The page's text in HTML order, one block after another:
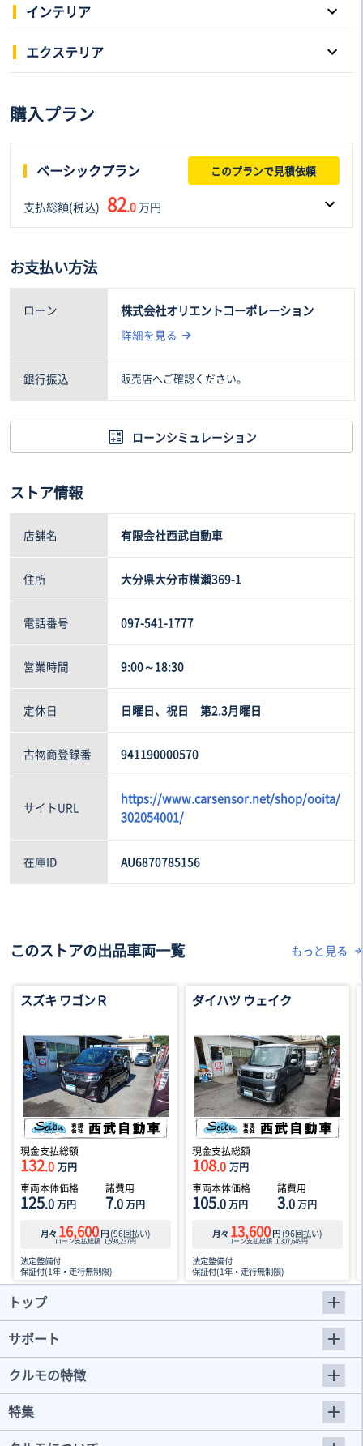
インテリア
パワーウインドウ
スマートキー 本革シート
3列シート
フルフラットシート 後席モニター
シートヒーター シートエアコン
ウォークスルー
エクステリア
アルミホイール
エアロパーツ アダプティプヘッドライト
フロントフォグランプ
購入プラン
ベーシックプラン このプランで見積依頼
支払総額(税込) 82.0万円
75.0万円
お支払い方法
ローン 株式会社オリエントコーポレーション
詳細を見る
銀行振込 販売店へご確認ください。
ローンシミュレーション
ストア情報
店舗名 有限会社西武自動車
住所 大分県大分市横瀬369-1
電話番号 097-541-1777
営業時間 9:00～18:30
定休日 日曜日、祝日 第2.3月曜日
古物商登録番 941190000570
サイトURL
https://www.carsensor.net/shop/ooita/
302054001/
在庫ID AU6870785156
このストアの出品車両一覧 もっと見る
スズキ ワゴンＲ
現金支払総額
132.0 万円
車両本体価格
125.0万円
諸費用
7.0万円
月々 16,600円 (96回払い)
ローン支払総額 1,598,237円
法定整備付
保証付(1年・走行無制限)
ダイハツ ウェイク
現金支払総額
108.0 万円
車両本体価格
105.0万円
諸費用
3.0万円
月々 13,600円 (96回払い)
ローン支払総額 1,307,649円
法定整備付
保証付(1年・走行無制限)
トップ
サポート
クルモの特徴
特集